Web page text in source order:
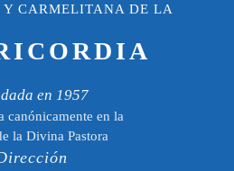
Y CARMELITANA DE LA
en 1957
canónicamente en la
la Divina Pastora